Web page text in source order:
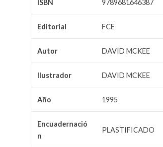
ISBN 9789681646387
Editorial FCE
Autor DAVID MCKEE
Ilustrador DAVID MCKEE
Año 1995
Encuadernació
n
PLASTIFICADO